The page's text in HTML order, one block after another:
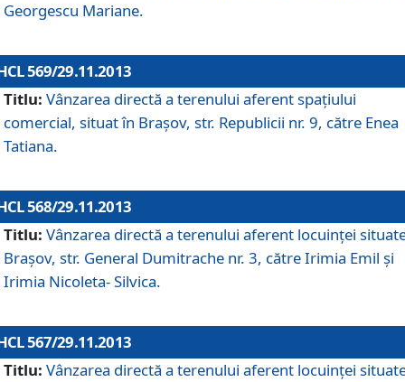
Georgescu Mariane.
569/29.11.2013
Titlu: Vânzarea directă a terenului aferent spaţiului
comercial, situat în Braşov, str. Republicii nr. 9, către Enea
Tatiana.
568/29.11.2013
Titlu: Vânzarea directă a terenului aferent locuinţei
Braşov, str. General Dumitrache nr. 3, către Irimia Emil şi
Irimia Nicoleta- Silvica.
567/29.11.2013
Titlu: Vânzarea directă a terenului aferent locuinţei